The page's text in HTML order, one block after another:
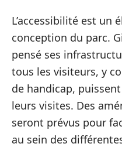
L’accessibilité est un
conception du parc.
pensé ses
tous les visiteurs, y
de handicap,
leurs visites. Des
seront prévus pour
au sein des